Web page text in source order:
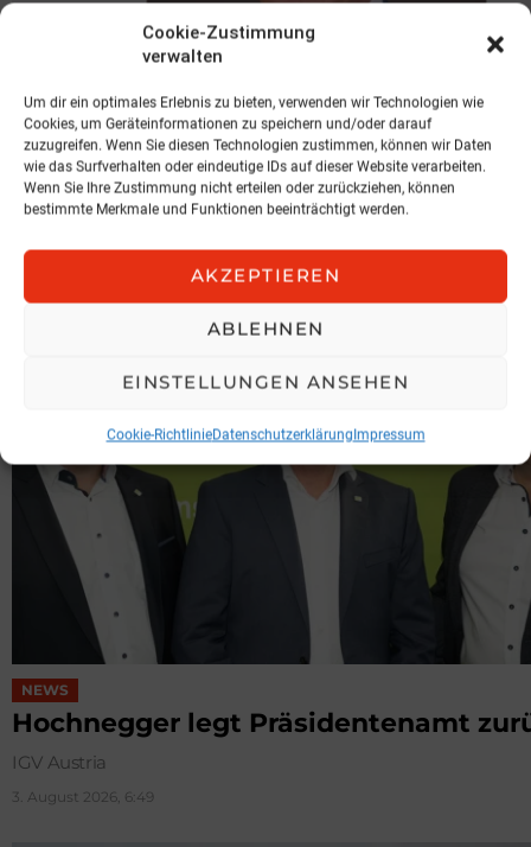
Cookie-Zustimmung
verwalten
Um dir ein optimales Erlebnis zu bieten, verwenden wir Technologien wie
Cookies, um Geräteinformationen zu speichern und/oder darauf
zuzugreifen. Wenn Sie diesen Technologien zustimmen, können wir Daten
wie das Surfverhalten oder eindeutige IDs auf dieser Website verarbeiten.
Wenn Sie Ihre Zustimmung nicht erteilen oder zurückziehen, können
bestimmte Merkmale und Funktionen beeinträchtigt werden.
AKZEPTIEREN
ABLEHNEN
EINSTELLUNGEN ANSEHEN
Cookie-RichtlinieDatenschutzerklärungImpressum
NEWS
Spari geht zu KOBAN
NEWS
Hochnegger legt Präsidentenamt
IGV Austria
3. August 2026, 6:49